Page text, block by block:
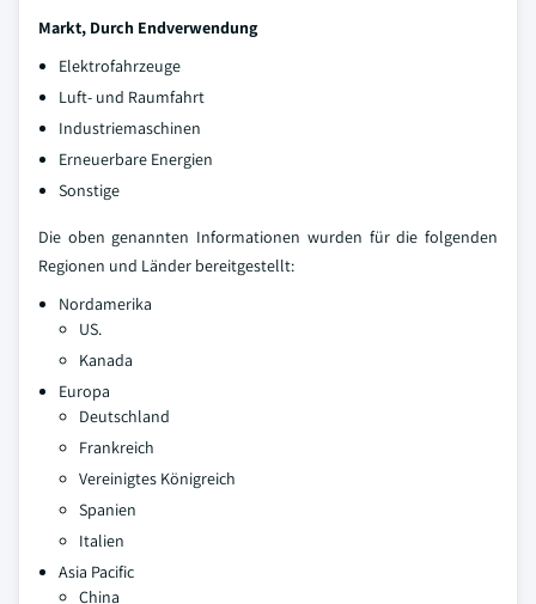
Markt, Durch Endverwendung
Elektrofahrzeuge
Luft- und Raumfahrt
Industriemaschinen
Erneuerbare Energien
Sonstige
Die oben genannten Informationen wurden für die folgenden
Regionen und Länder bereitgestellt:
Nordamerika
US.
Kanada
Europa
Deutschland
Frankreich
Vereinigtes Königreich
Spanien
Italien
Asia Pacific
China